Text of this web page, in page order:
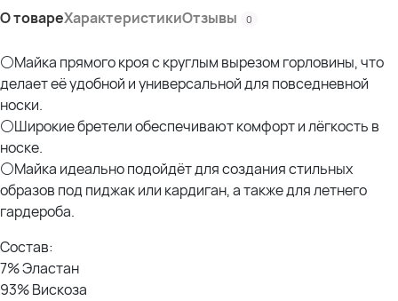
О товареХарактеристикиОтзывы 0
⚪Майка прямого кроя с круглым вырезом горловины, что
делает её удобной и универсальной для повседневной
носки.
⚪Широкие бретели обеспечивают комфорт и лёгкость в
носке.
⚪Майка идеально подойдёт для создания стильных
образов под пиджак или кардиган, а также для летнего
гардероба.
Состав:
7% Эластан
93% Вискоза